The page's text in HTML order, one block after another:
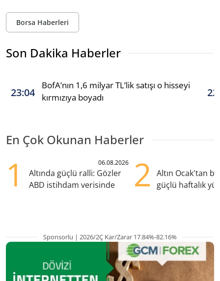
Borsa Haberleri
Son Dakika Haberler
23:04
BofA’nın 1,6 milyar TL’lik satışı o hisseyi
kırmızıya boyadı
En Çok Okunan Haberler
1 06.08.2026
Altında güçlü ralli: Gözler
ABD istihdam verisinde
2
Altın Ocak'tan
güçlü haftalık
Sponsorlu | 2026/2Ç Kar/Zarar 17.84%-82.16%